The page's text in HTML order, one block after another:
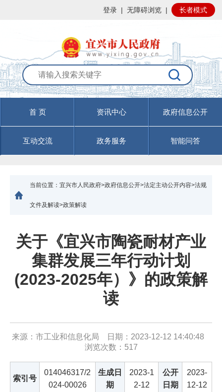
登录 | 无障碍浏览 | 长者模式
首 页 资讯中心 政府信息公开
互动交流 政务服务 智能问答
当前位置： 宜兴市人民政府>政府信息公开>法定主动公开内容>法规
文件及解读>政策解读
关于《宜兴市陶瓷耐材产业
集群发展三年行动计划
(2023-2025年）》的政策解
读
来源：市工业和信息化局 日期：2023-12-12 14:40:48
浏览次数： 517
索引号
014046317/2
024-00026
生成日
期
2023-1
2-12
公开
日期
2023-
12-12